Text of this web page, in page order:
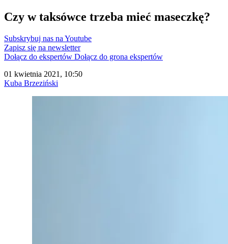
Czy w taksówce trzeba mieć maseczkę?
Subskrybuj nas na Youtube
Zapisz się na newsletter
Dołącz do ekspertów Dołącz do grona ekspertów
01 kwietnia 2021, 10:50
Kuba Brzeziński